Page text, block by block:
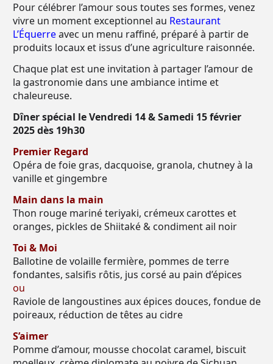
Pour célébrer l’amour sous toutes ses formes, venez
vivre un moment exceptionnel au Restaurant
L’Équerreavec un menu raffiné, préparé à partir de
produits locaux et issus d’une agriculture raisonnée.
Chaque plat est une invitation à partager l’amour de
la gastronomie dans une ambiance intime et
chaleureuse.
Dîner spécial le Vendredi 14 & Samedi 15 février
2025 dès 19h30
Premier Regard
Opéra de foie gras, dacquoise, granola, chutney à la
vanille et gingembre
Main dans la main
Thon rouge mariné teriyaki, crémeux carottes et
oranges, pickles de Shiitaké & condiment ail noir
Toi & Moi
Ballotine de volaille fermière, pommes de terre
fondantes, salsifis rôtis, jus corsé au pain d’épices
ou
Raviole de langoustines aux épices douces, fondue de
poireaux, réduction de têtes au cidre
S’aimer
Pomme d’amour, mousse chocolat caramel, biscuit